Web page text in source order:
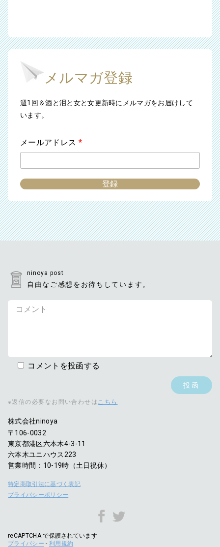
メルマガ登録
週1回＆酒と泪と女と女更新時にメルマガをお届けして
います。
メールアドレス *
ninoya post
自由なご感想をお待ちしています。
コメントを投函する
※返信の必要なお問い合わせは こちら
株式会社ninoya
〒106-0032
東京都港区六本木4-3-11
六本木ユニハウス223
営業時間：10-19時（土日祝休）
特定商取引法に基づく表記
プライバシーポリシー
reCAPTCHA で保護されています
プライバシー - 利用規約